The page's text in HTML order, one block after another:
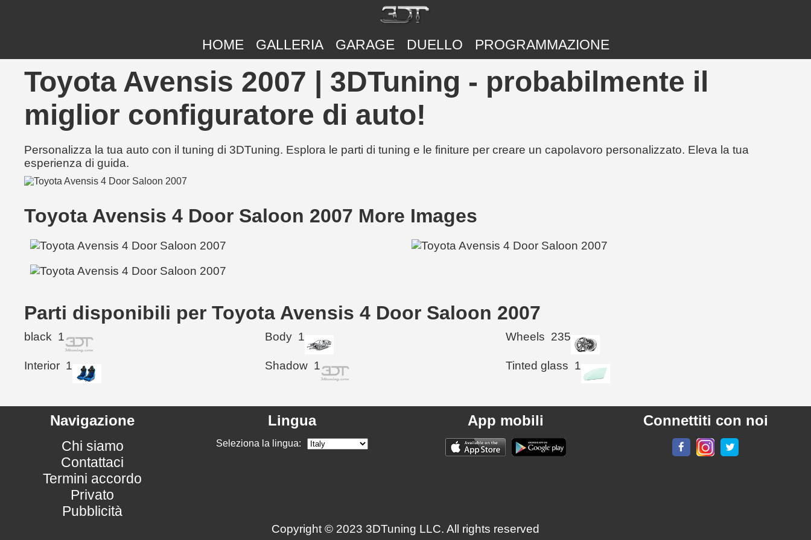
HOME GALLERIA GARAGE DUELLO PROGRAMMAZIONE
Toyota Avensis 2007 | 3DTuning - probabilmente il
miglior configuratore di auto!
Personalizza la tua auto con il tuning di 3DTuning. Esplora le parti di tuning e le finiture per creare un capolavoro personalizzato. Eleva la tua
esperienza di guida.
Toyota Avensis 4 Door Saloon 2007 More Images
Parti disponibili per Toyota Avensis 4 Door Saloon 2007
black 1 Body 1 Wheels 235
Interior 1 Shadow 1 Tinted glass 1
Navigazione
Chi siamo
Contattaci
Termini accordo
Privato
Pubblicità
Lingua
Seleziona la lingua:
App mobili Connettiti con noi
Copyright © 2023 3DTuning LLC. All rights reserved